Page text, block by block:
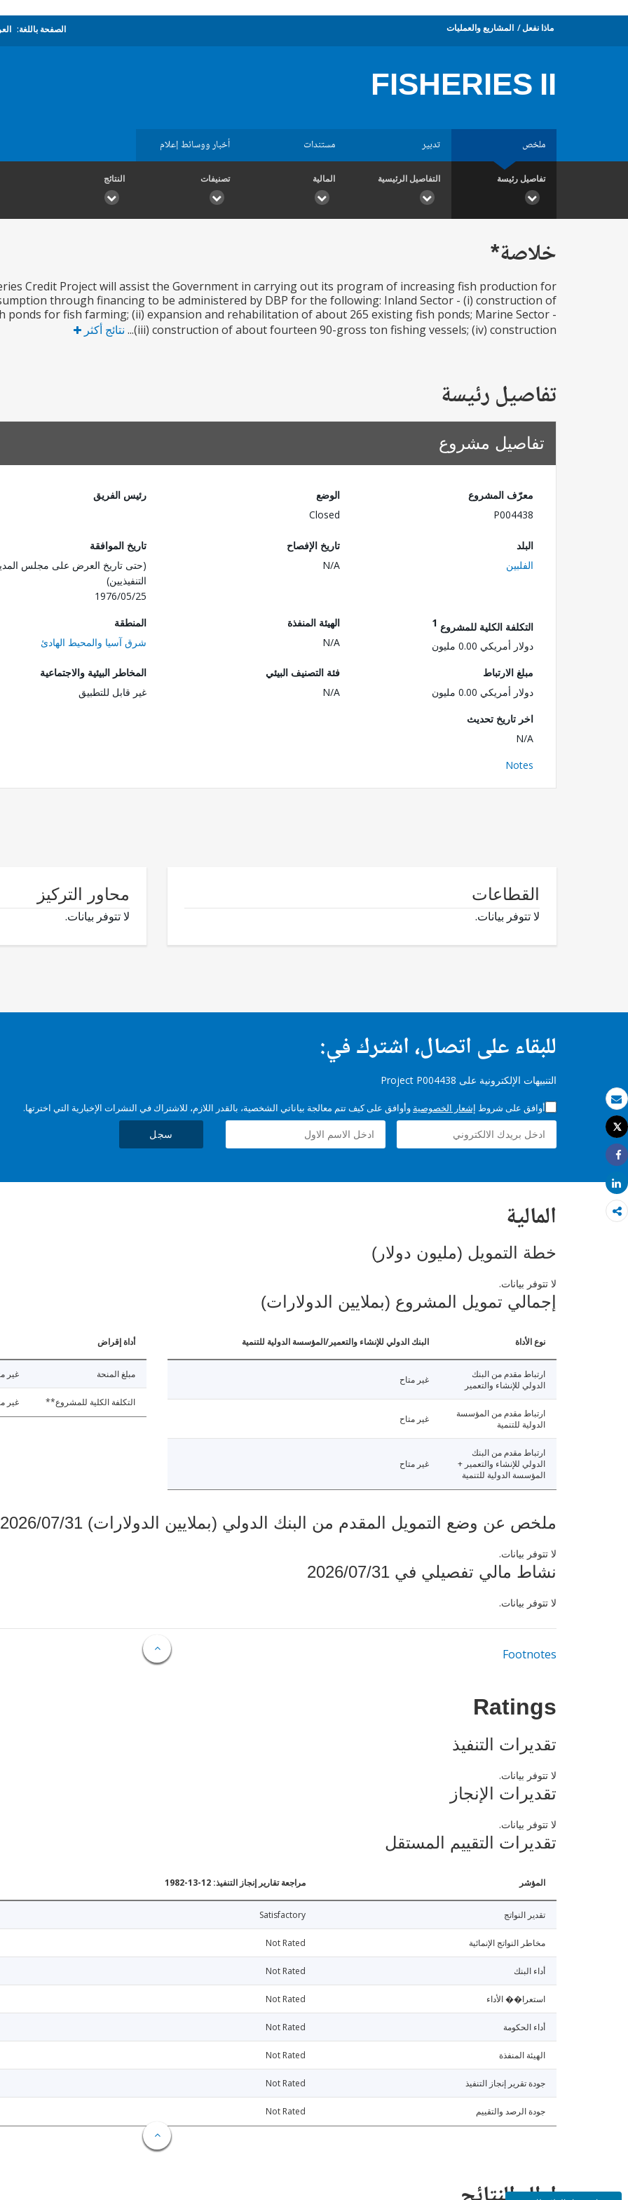
بريد الكتروني
طباعة
Tweet
Share
Share
ماذا نفعل المشاريع والعمليات الصفحة باللغة:
FISHERIES II
ملخص تدبير مستندات أخبار ووسائط إعلام
تفاصيل رئيسة التفاصيل الرئيسية المالية تصنيفات النتائج
خلاصة*
Credit Project will assist the Government in carrying out its program of increasing fish production for
through financing to be administered by DBP for the following: Inland Sector - (i) construction of
ponds for fish farming; (ii) expansion and rehabilitation of about 265 existing fish ponds; Marine Sector -
(iii) construction of about fourteen 90-gross ton fishing vessels; (iv) construction...
نتائج أكثر
تفاصيل رئيسة
تفاصيل مشروع
معرّف المشروع
P004438
الوضع
Closed
رئيس الفريق
البلد
الفلبين
تاريخ الإفصاح
N/A
تاريخ الموافقة
(حتى تاريخ العرض على مجلس
التنفيذيين)
1976/05/25
التكلفة الكلية للمشروع 1
دولار أمريكي 0.00 مليون
الهيئة المنفذة
N/A
المنطقة
شرق آسيا والمحيط الهادئ
مبلغ الارتباط
دولار أمريكي 0.00 مليون
فئة التصنيف البيئي
N/A
المخاطر البيئية والاجتماعية
غير قابل للتطبيق
اخر تاريخ تحديث
N/A
Notes
القطاعات
لا تتوفر بيانات.
محاور التركيز
لا تتوفر بيانات.
للبقاء على اتصال، اشترك في:
التنبيهات الإلكترونية على Project P004438
أوافق على شروط إشعار الخصوصية وأوافق على كيف تتم معالجة بياناتي الشخصية، بالقدر اللازم، للاشتراك في النشرات الإخبارية التي اخترتها.
سجل
المالية
خطة التمويل (مليون دولار)
لا تتوفر بيانات.
إجمالي تمويل المشروع (بملايين الدولارات)
نوع الأداة البنك الدولي للإنشاء والتعمير/المؤسسة الدولية للتنمية
ارتباط مقدم من البنك
الدولي للإنشاء والتعمير
غير متاح
ارتباط مقدم من المؤسسة
الدولية للتنمية
غير متاح
ارتباط مقدم من البنك
الدولي للإنشاء والتعمير +
المؤسسة الدولية للتنمية
غير متاح
أداة إقراض
مبلغ المنحة غير
التكلفة الكلية للمشروع** غير
ملخص عن وضع التمويل المقدم من البنك الدولي (بملايين الدولارات) 2026/07/31
لا تتوفر بيانات.
نشاط مالي تفصيلي في 2026/07/31
لا تتوفر بيانات.
Footnotes
Ratings
تقديرات التنفيذ
لا تتوفر بيانات.
تقديرات الإنجاز
لا تتوفر بيانات.
تقديرات التقييم المستقل
المؤشر مراجعة تقارير إنجاز التنفيذ: 12-13-1982
تقدير النواتج Satisfactory
مخاطر النواتج الإنمائية Not Rated
أداء البنك Not Rated
استعرا�� الأداء Not Rated
أداء الحكومة Not Rated
الهيئة المنفذة Not Rated
جودة تقرير إنجاز التنفيذ Not Rated
جودة الرصد والتقييم Not Rated